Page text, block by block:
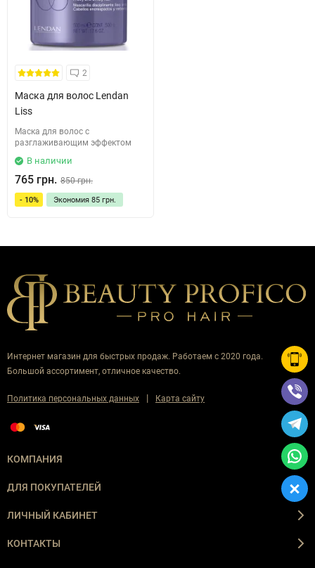
2
Маска для волос Lendan
Liss
Маска для волос с
разглаживающим эффектом
В наличии
765 грн. 850 грн.
- 10% Экономия 85 грн.
Интернет магазин для быстрых продаж. Работаем с 2020 года.
Большой ассортимент, отличное качество.
Политика персональных данных | Карта сайту
КОМПАНИЯ
ДЛЯ ПОКУПАТЕЛЕЙ
ЛИЧНЫЙ КАБИНЕТ
КОНТАКТЫ